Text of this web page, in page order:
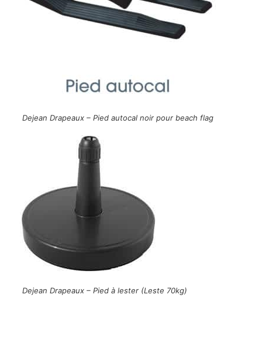
Dejean Drapeaux – Pied autocal noir pour beach flag
Dejean Drapeaux – Pied à lester (Leste 70kg)